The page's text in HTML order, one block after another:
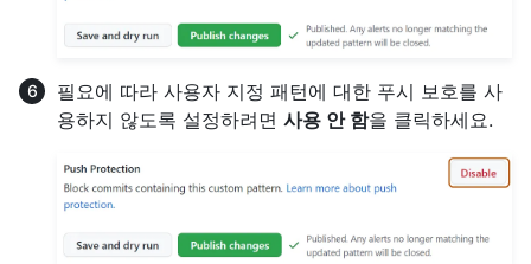
필요에 따라 사용자 지정 패턴에 대한 푸시 보호를 사
용하지 않도록 설정하려면 사용 안 함을 클릭하세요.